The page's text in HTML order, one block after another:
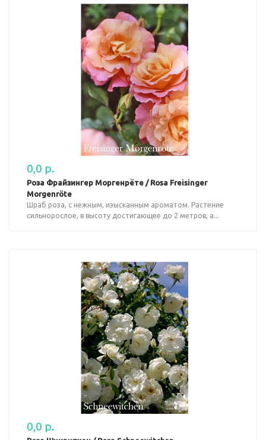
0,0 р.
Роза Фрайзингер Моргенрёте / Rosa Freisinger
Morgenröte
Шраб роза, с нежным, изысканным ароматом. Растение
сильнорослое, в высоту достигающее до 2 метров, а...
0,0 р.